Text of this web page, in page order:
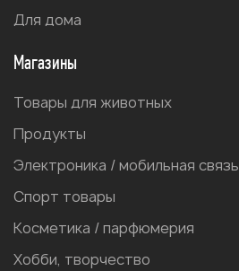
Для дома
Магазины
Товары для животных
Продукты
Электроника / мобильная связь
Спорт товары
Косметика / парфюмерия
Хобби, творчество